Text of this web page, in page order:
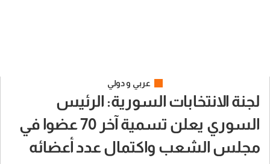
عربي و دولي
لجنة الانتخابات السورية: الرئيس
السوري يعلن تسمية آخر 70 عضوا في
مجلس الشعب واكتمال عدد أعضائه